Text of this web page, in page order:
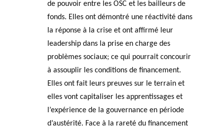
de pouvoir entre les OSC et les bailleurs de
fonds. Elles ont démontré une réactivité dans
la réponse à la crise et ont affirmé leur
leadership dans la prise en charge des
problèmes sociaux; ce qui pourrait concourir
à assouplir les conditions de financement.
Elles ont fait leurs preuves sur le terrain et
elles vont capitaliser les apprentissages et
l’expérience de la gouvernance en période
d’austérité. Face à la rareté du financement